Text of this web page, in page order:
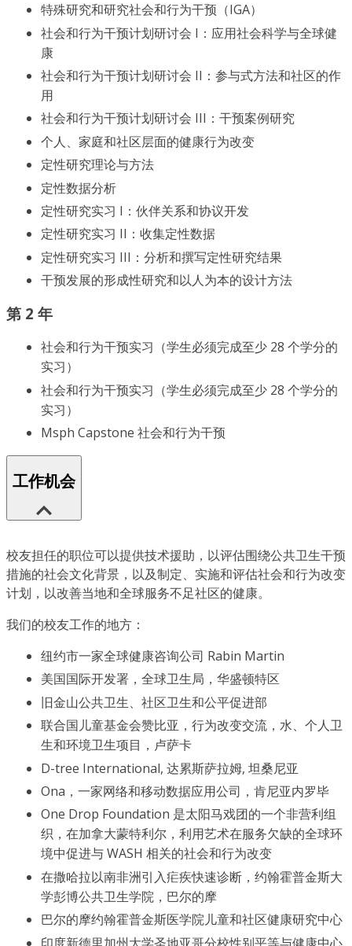
特殊研究和研究社会和行为干预（IGA）
社会和行为干预计划研讨会 I：应用社会科学与全球健
康
社会和行为干预计划研讨会 II：参与式方法和社区的作
用
社会和行为干预计划研讨会 III：干预案例研究
个人、家庭和社区层面的健康行为改变
定性研究理论与方法
定性数据分析
定性研究实习 I：伙伴关系和协议开发
定性研究实习 II：收集定性数据
定性研究实习 III：分析和撰写定性研究结果
干预发展的形成性研究和以人为本的设计方法
第 2 年
社会和行为干预实习（学生必须完成至少 28 个学分的
实习）
社会和行为干预实习（学生必须完成至少 28 个学分的
实习）
Msph Capstone 社会和行为干预
工作机会
校友担任的职位可以提供技术援助，以评估围绕公共卫生干预
措施的社会文化背景，以及制定、实施和评估社会和行为改变
计划，以改善当地和全球服务不足社区的健康。
我们的校友工作的地方：
纽约市一家全球健康咨询公司 Rabin Martin
美国国际开发署，全球卫生局，华盛顿特区
旧金山公共卫生、社区卫生和公平促进部
联合国儿童基金会赞比亚，行为改变交流，水、个人卫
生和环境卫生项目，卢萨卡
D-tree International, 达累斯萨拉姆, 坦桑尼亚
Ona，一家网络和移动数据应用公司，肯尼亚内罗毕
One Drop Foundation 是太阳马戏团的一个非营利组
织，在加拿大蒙特利尔，利用艺术在服务欠缺的全球环
境中促进与 WASH 相关的社会和行为改变
在撒哈拉以南非洲引入疟疾快速诊断，约翰霍普金斯大
学彭博公共卫生学院，巴尔的摩
巴尔的摩约翰霍普金斯医学院儿童和社区健康研究中心